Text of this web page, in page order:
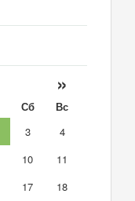
»
Сб
Вс
3
4
10
11
17
18